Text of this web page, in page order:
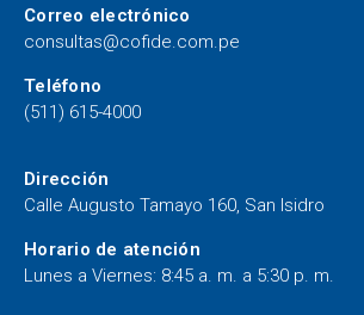
Correo electrónico
consultas@cofide.com.pe
Teléfono
(511) 615-4000
Dirección
Calle Augusto Tamayo 160, San Isidro
Horario de atención
Lunes a Viernes: 8:45 a. m. a 5:30 p. m.